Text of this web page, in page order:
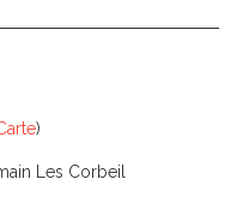
)
Les Corbeil